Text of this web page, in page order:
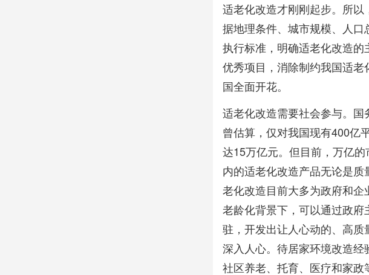
适老化改造才刚刚起步。所
据地理条件、城市规模、人
执行标准，明确适老化改造
优秀项目，消除制约我国适
国全面开花。
适老化改造需要社会参与。
曾估算，仅对我国现有400亿
达15万亿元。但目前，万亿
内的适老化改造产品无论是
老化改造目前大多为政府和
老龄化背景下，可以通过政
驻，开发出让人心动的、高
深入人心。待居家环境改造
社区养老、托育、医疗和家